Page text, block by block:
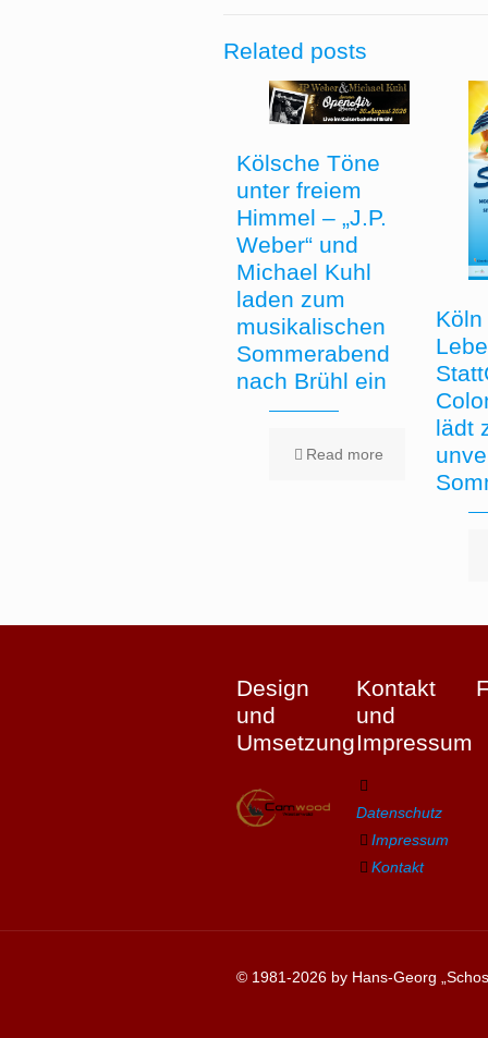
Related posts
Kölsche Töne
unter freiem
Himmel – „J.P.
Weber“ und
Michael Kuhl
laden zum
musikalischen
Sommerabend
nach Brühl ein
Read more
lädt
Design
und
Umsetzung
Kontakt
und
Impressum
Datenschutz
Impressum
Kontakt
© 1981-2026 by Hans-Georg